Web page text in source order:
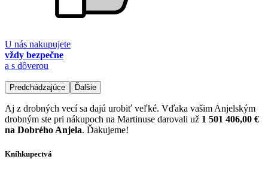
U nás nakupujete
vždy bezpečne
a s dôverou
Predchádzajúce Ďalšie
Aj z drobných vecí sa dajú urobiť veľké. Vďaka vašim Anjelským
drobným ste pri nákupoch na Martinuse darovali už 1 501 406,00 €
na Dobrého Anjela. Ďakujeme!
Kníhkupectvá